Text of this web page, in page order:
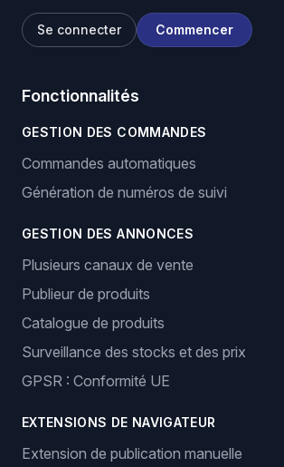
Se connecter Commencer
Fonctionnalités
GESTION DES COMMANDES
Commandes automatiques
Génération de numéros de suivi
GESTION DES ANNONCES
Plusieurs canaux de vente
Publieur de produits
Catalogue de produits
Surveillance des stocks et des prix
GPSR : Conformité UE
EXTENSIONS DE NAVIGATEUR
Extension de publication manuelle